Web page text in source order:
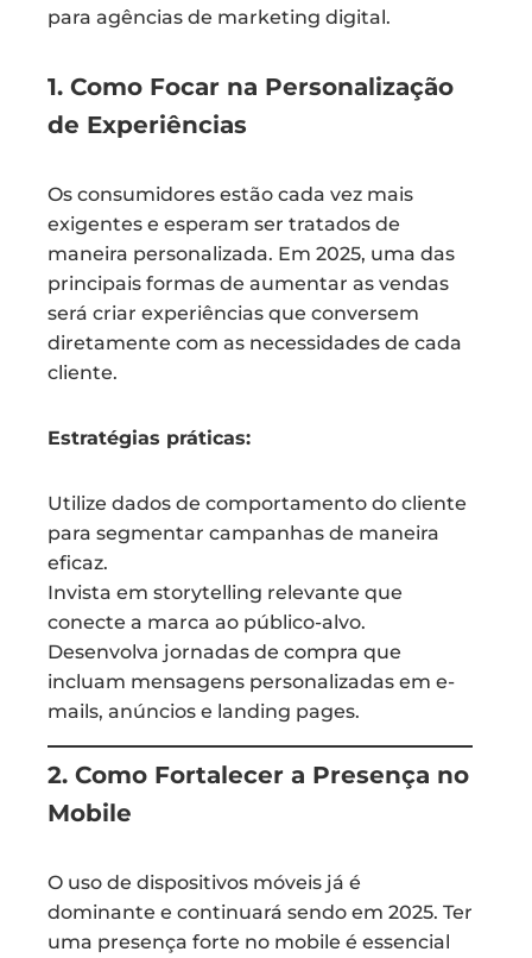
para agências de marketing digital.
1. Como Focar na Personalização
de Experiências
Os consumidores estão cada vez mais
exigentes e esperam ser tratados de
maneira personalizada. Em 2025, uma das
principais formas de aumentar as vendas
será criar experiências que conversem
diretamente com as necessidades de cada
cliente.
Estratégias práticas:
Utilize dados de comportamento do cliente
para segmentar campanhas de maneira
eficaz.
Invista em storytelling relevante que
conecte a marca ao público-alvo.
Desenvolva jornadas de compra que
incluam mensagens personalizadas em e-
mails, anúncios e landing pages.
2. Como Fortalecer a Presença no
Mobile
O uso de dispositivos móveis já é
dominante e continuará sendo em 2025. Ter
uma presença forte no mobile é essencial